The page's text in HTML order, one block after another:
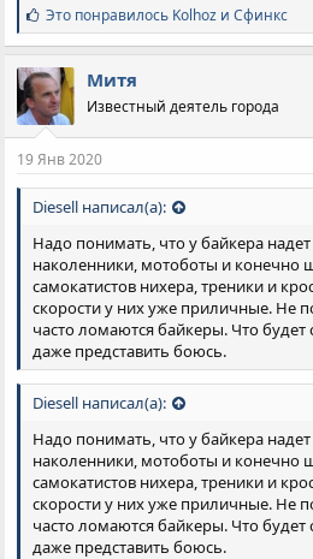
С
и
м
п
а
т
и
:
Это понравилось Kolhoz иСфинкс
Митя
Известный деятель города
19 Янв 2020
Diesell написал(а):
Надо понимать, что у байкера
наколенники, мотоботы и конечно
самокатистов нихера, треники и
скорости у них уже приличные. Не
часто ломаются байкеры. Что будет
даже представить боюсь.
Diesell написал(а):
Надо понимать, что у байкера
наколенники, мотоботы и конечно
самокатистов нихера, треники и
скорости у них уже приличные. Не
часто ломаются байкеры. Что будет
даже представить боюсь.